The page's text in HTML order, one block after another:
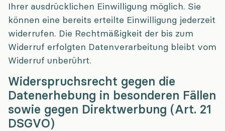
Ihrer ausdrücklichen Einwilligung möglich. Sie
können eine bereits erteilte Einwilligung jederzeit
widerrufen. Die Rechtmäßigkeit der bis zum
Widerruf erfolgten Datenverarbeitung bleibt vom
Widerruf unberührt.
Widerspruchsrecht gegen die
Datenerhebung in besonderen Fällen
sowie gegen Direktwerbung (Art. 21
DSGVO)